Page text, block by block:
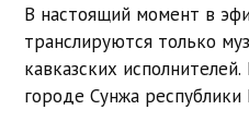
В настоящий момент в
транслируются только
кавказских
городе Сунжа республики